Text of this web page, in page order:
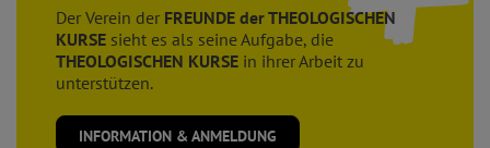
Der Verein der FREUNDE der THEOLOGISCHEN
KURSE sieht es als seine Aufgabe, die
THEOLOGISCHEN KURSE in ihrer Arbeit zu
unterstützen.
INFORMATION & ANMELDUNG